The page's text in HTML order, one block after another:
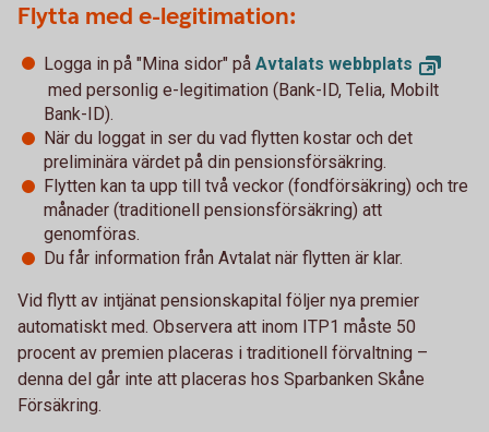
Flytta med e-legitimation:
Logga in på "Mina sidor" på Avtalats webbplats
med personlig e-legitimation (Bank-ID, Telia, Mobilt
Bank-ID).
När du loggat in ser du vad flytten kostar och det
preliminära värdet på din pensionsförsäkring.
Flytten kan ta upp till två veckor (fondförsäkring) och tre
månader (traditionell pensionsförsäkring) att
genomföras.
Du får information från Avtalat när flytten är klar.
Vid flytt av intjänat pensionskapital följer nya premier
automatiskt med. Observera att inom ITP1 måste 50
procent av premien placeras i traditionell förvaltning –
denna del går inte att placeras hos Sparbanken Skåne
Försäkring.